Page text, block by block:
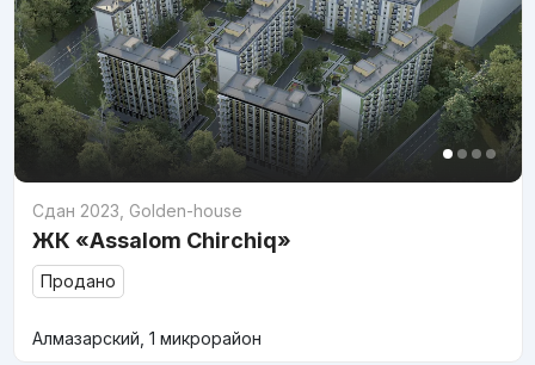
Сдан 2023 Golden-house
ЖК «Assalom Chirchiq»
Продано
Алмазарский, 1 микрорайон